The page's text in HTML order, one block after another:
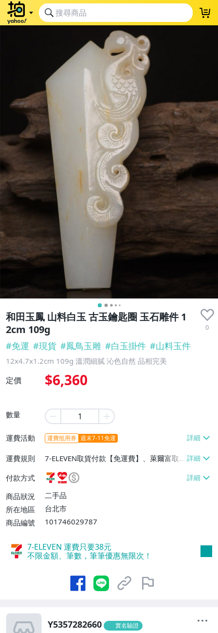
和田玉鳳 山料白玉 古玉鑰匙圈 玉石雕件 1
2cm 109g
0
#免運 #現貨 #鳳鳥玉雕 #白玉掛件 #山料玉件
12x4.7x1.2cm 109g 溫潤細膩 沁色自然 品相完美
定價 $6,360
數量
運費活動 運費抵用券 週末7-11免運
運費規則
7-ELEVEN取貨付款【免運費】、萊爾富取
貨付款【免運費】、宅配/貨運【免運費】
付款方式
商品狀況
二手品
所在地區
台北市
商品編號
101746029787
7-ELEVEN 運費只要38元
不限金額、筆數，筆筆優惠無限次！
Y5357282660 實名驗證